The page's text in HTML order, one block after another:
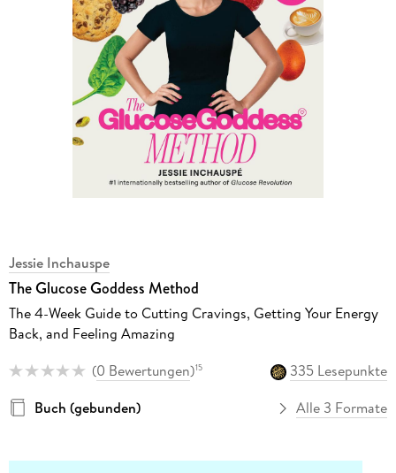
Jessie Inchauspe
The Glucose Goddess Method
The 4-Week Guide to Cutting Cravings, Getting Your Energy
Back, and Feeling Amazing
(0 Bewertungen)15
335 Lesepunkte
Buch (gebunden)
Alle 3 Formate